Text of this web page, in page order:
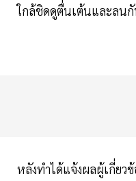
ใกล้ชิดดูตื่นเต้นและลนกั
หลังทำได้แจ้งผลผู้เกี่ยวข้